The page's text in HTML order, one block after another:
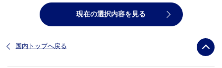
現在の選択内容を見る
国内トップへ戻る